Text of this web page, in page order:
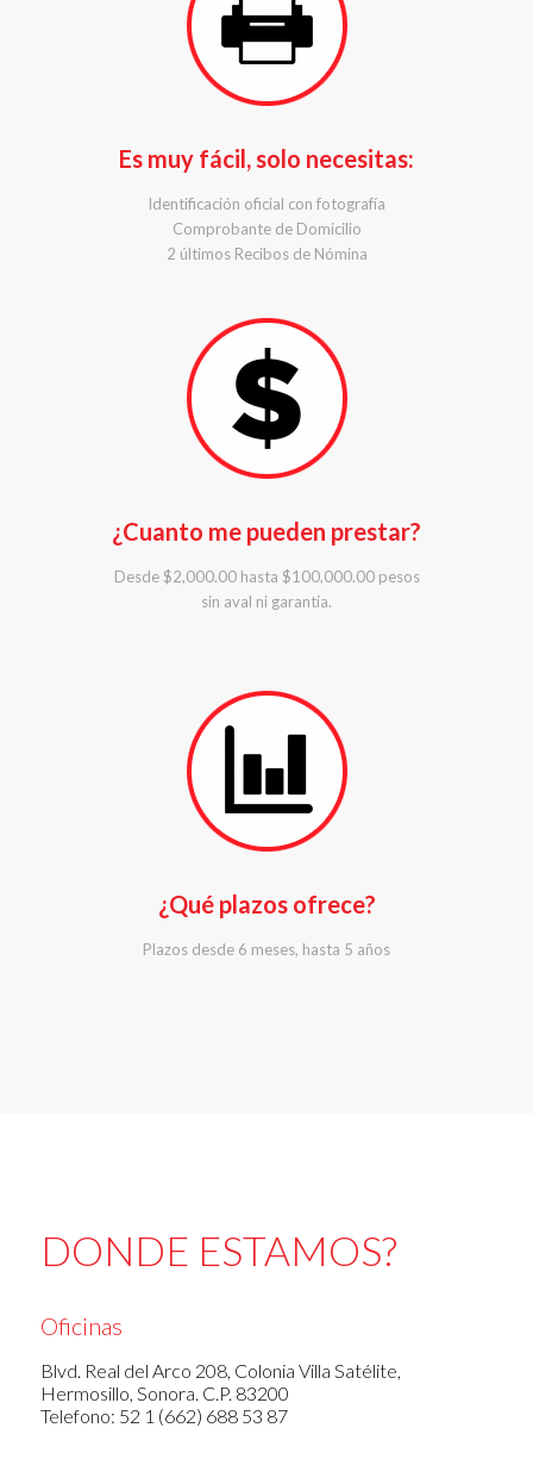
Es muy fácil, solo necesitas:
Identificación oficial con fotografía
Comprobante de Domicilio
2 últimos Recibos de Nómina
¿Cuanto me pueden prestar?
Desde $2,000.00 hasta $100,000.00 pesos
sin aval ni garantía.
¿Qué plazos ofrece?
Plazos desde 6 meses, hasta 5 años
DONDE ESTAMOS?
Oficinas
Blvd. Real del Arco 208, Colonia Villa Satélite,
Hermosillo, Sonora. C.P. 83200
Telefono: 52 1 (662) 688 53 87